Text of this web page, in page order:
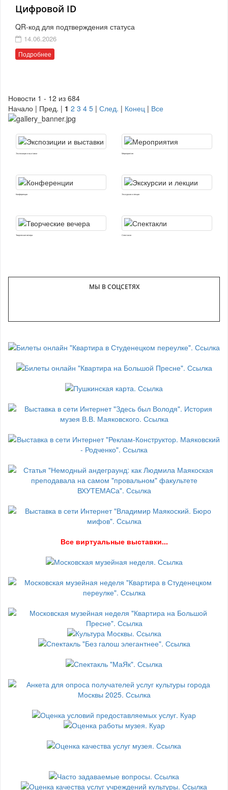
Цифровой ID
QR-код для подтверждения статуса
14.06.2026
Подробнее
Новости 1 - 12 из 684
Начало | Пред. | 1 2 3 4 5 | След. | Конец | Все
Экспозиции и выставки Мероприятия
Конференции Экскурсии и лекции
Творческие вечера Спектакли
МЫ В СОЦСЕТЯХ
Все виртуальные выставки...